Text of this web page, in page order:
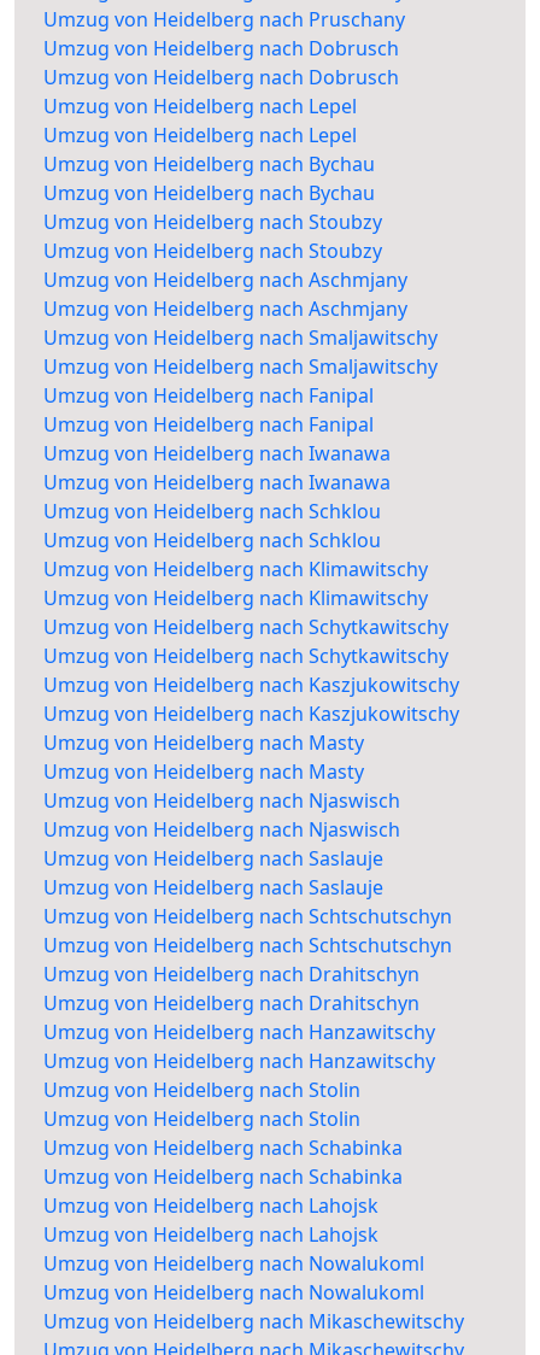
Umzug von Heidelberg nach Pruschany
Umzug von Heidelberg nach Dobrusch
Umzug von Heidelberg nach Dobrusch
Umzug von Heidelberg nach Lepel
Umzug von Heidelberg nach Lepel
Umzug von Heidelberg nach Bychau
Umzug von Heidelberg nach Bychau
Umzug von Heidelberg nach Stoubzy
Umzug von Heidelberg nach Stoubzy
Umzug von Heidelberg nach Aschmjany
Umzug von Heidelberg nach Aschmjany
Umzug von Heidelberg nach Smaljawitschy
Umzug von Heidelberg nach Smaljawitschy
Umzug von Heidelberg nach Fanipal
Umzug von Heidelberg nach Fanipal
Umzug von Heidelberg nach Iwanawa
Umzug von Heidelberg nach Iwanawa
Umzug von Heidelberg nach Schklou
Umzug von Heidelberg nach Schklou
Umzug von Heidelberg nach Klimawitschy
Umzug von Heidelberg nach Klimawitschy
Umzug von Heidelberg nach Schytkawitschy
Umzug von Heidelberg nach Schytkawitschy
Umzug von Heidelberg nach Kaszjukowitschy
Umzug von Heidelberg nach Kaszjukowitschy
Umzug von Heidelberg nach Masty
Umzug von Heidelberg nach Masty
Umzug von Heidelberg nach Njaswisch
Umzug von Heidelberg nach Njaswisch
Umzug von Heidelberg nach Saslauje
Umzug von Heidelberg nach Saslauje
Umzug von Heidelberg nach Schtschutschyn
Umzug von Heidelberg nach Schtschutschyn
Umzug von Heidelberg nach Drahitschyn
Umzug von Heidelberg nach Drahitschyn
Umzug von Heidelberg nach Hanzawitschy
Umzug von Heidelberg nach Hanzawitschy
Umzug von Heidelberg nach Stolin
Umzug von Heidelberg nach Stolin
Umzug von Heidelberg nach Schabinka
Umzug von Heidelberg nach Schabinka
Umzug von Heidelberg nach Lahojsk
Umzug von Heidelberg nach Lahojsk
Umzug von Heidelberg nach Nowalukoml
Umzug von Heidelberg nach Nowalukoml
Umzug von Heidelberg nach Mikaschewitschy